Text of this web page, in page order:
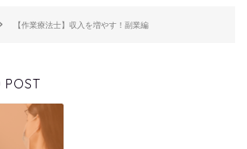
【作業療法士】収入を増やす！副業編
POST